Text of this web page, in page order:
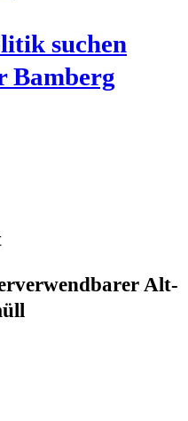
suchen
Bamberg
Alt­